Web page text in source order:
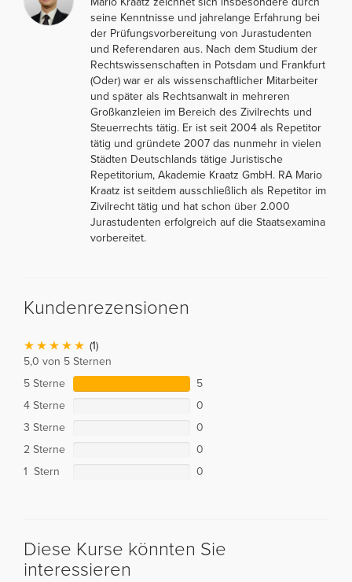
seine Kenntnisse und jahrelange Erfahrung bei
der Prüfungsvorbereitung von Jurastudenten
und Referendaren aus. Nach dem Studium der
Rechtswissenschaften in Potsdam und Frankfurt
(Oder) war er als wissenschaftlicher Mitarbeiter
und später als Rechtsanwalt in mehreren
Großkanzleien im Bereich des Zivilrechts und
Steuerrechts tätig. Er ist seit 2004 als Repetitor
tätig und gründete 2007 das nunmehr in vielen
Städten Deutschlands tätige Juristische
Repetitorium, Akademie Kraatz GmbH. RA Mario
Kraatz ist seitdem ausschließlich als Repetitor im
Zivilrecht tätig und hat schon über 2.000
Jurastudenten erfolgreich auf die Staatsexamina
vorbereitet.
Kundenrezensionen
(1)
5,0 von 5 Sternen
5 Sterne
5
4 Sterne
0
3 Sterne
0
2 Sterne
0
1 Stern
0
Diese Kurse könnten Sie
interessieren